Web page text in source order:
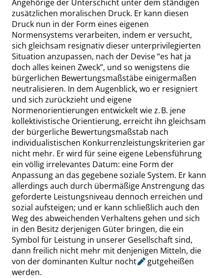
Angehörige der Unterschicht unter dem ständigen
zusätzlichen moralischen Druck. Er kann diesen
Druck nun in der Form eines eigenen
Normensystems verarbeiten, indem er versucht,
sich gleichsam resignativ dieser unterprivilegierten
Situation anzupassen, nach der Devise“es hat ja
doch alles keinen Zweck”, und so wenigstens die
bürgerlichen Bewertungsmaßstäbe einigermaßen
neutralisieren. In dem Augenblick, wo er resigniert
und sich zurückzieht und eigene
Normenorientierungen entwickelt wie z. B. jene
kollektivistische Orientierung, erreicht ihn gleichsam
der bürgerliche Bewertungsmaßstab nach
individualistischen Konkurrenzleistungskriterien gar
nicht mehr. Er wird für seine eigene Lebensführung
ein völlig irrelevantes Datum: eine Form der
Anpassung an das gegebene soziale System. Er kann
allerdings auch durch übermäßige Anstrengung das
geforderte Leistungsniveau dennoch erreichen und
sozial aufsteigen; und er kann schließlich auch den
Weg des abweichenden Verhaltens gehen und sich
in den Besitz derjenigen Güter bringen, die ein
Symbol für Leistung in unserer Gesellschaft sind,
dann freilich nicht mehr mit denjenigen Mitteln, die
von der dominanten Kultur nocht
gutgeheißen
werden.